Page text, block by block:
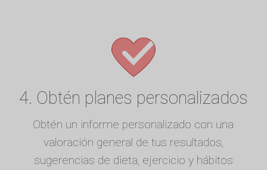
4. Obtén planes personalizados
Obtén un informe personalizado con una
valoración general de tus resultados,
sugerencias de dieta, ejercicio y hábitos